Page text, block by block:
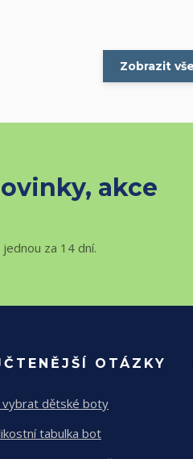
Zobrazit
akce
za 14 dní.
OTÁZKY
vybrat dětské boty
tabulka bot